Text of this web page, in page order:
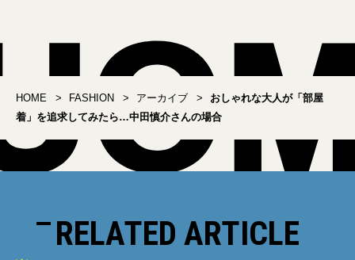
HOME FASHION アーカイブ
おしゃれな大人が「部屋
着」を追求してみたら…中田慎介さんの場合
RELATED ARTICLE